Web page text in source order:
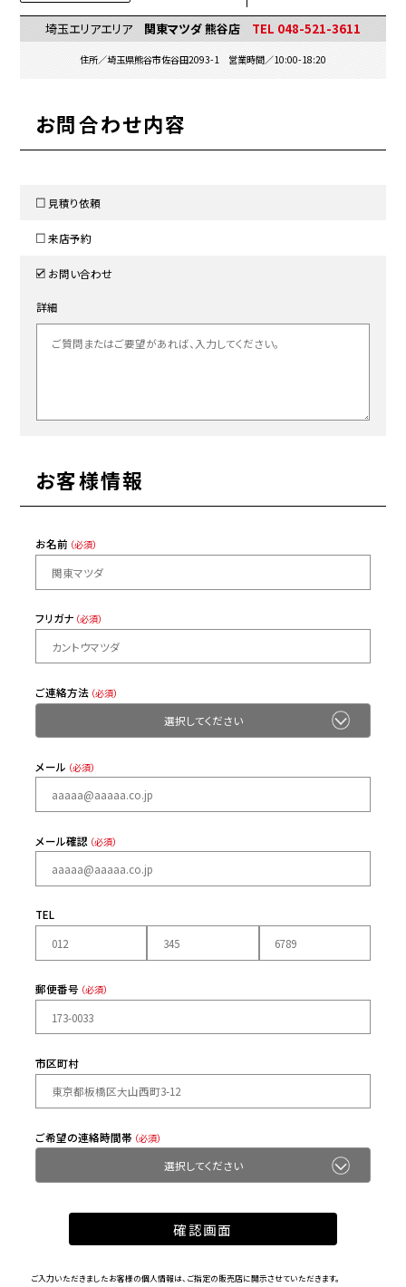
埼玉エリアエリア 関東マツダ 熊谷店 TEL 048-521-3611
住所／埼玉県熊谷市佐谷田2093-1 営業時間／10:00-18:20
お問合わせ内容
見積り依頼
来店予約
お問い合わせ
詳細
お客様情報
お名前 （必須）
フリガナ （必須）
ご連絡方法 （必須）
メール （必須）
メール確認 （必須）
TEL
郵便番号 （必須）
市区町村
ご希望の連絡時間帯 （必須）
ご入力いただきましたお客様の個人情報は、ご指定の販売店に開示させていただきます。